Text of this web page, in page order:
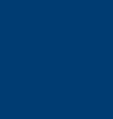
on-line ou
é um formato do